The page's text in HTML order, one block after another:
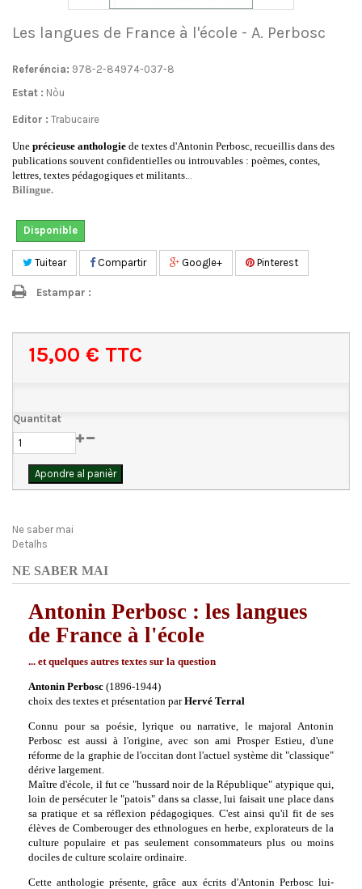
Les langues de France à l'école - A. Perbosc
Referéncia: 978-2-84974-037-8
Estat : Nòu
Editor : Trabucaire
Une précieuse anthologie de textes d'Antonin Perbosc, recueillis dans des
publications souvent confidentielles ou introuvables : poèmes, contes,
lettres, textes pédagogiques et militants...
Bilingue.
Disponible
Tuitear Compartir Google+ Pinterest
Estampar :
15,00 € TTC
Quantitat
Apondre al panièr
Ne saber mai
Detalhs
NE SABER MAI
Antonin Perbosc : les langues
de France à l'école
... et quelques autres textes sur la question
Antonin Perbosc (1896-1944)
choix des textes et présentation parHervé Terral
Connu pour sa poésie, lyrique ou narrative, le majoral Antonin
Perbosc est aussi à l'origine, avec son ami Prosper Estieu, d'une
réforme de la graphie de l'occitan dont l'actuel système dit "classique"
dérive largement.
Maître d'école, il fut ce "hussard noir de la République" atypique qui,
loin de persécuter le "patois" dans sa classe, lui faisait une place dans
sa pratique et sa réflexion pédagogiques. C'est ainsi qu'il fit de ses
élèves de Comberouger des ethnologues en herbe, explorateurs de la
culture populaire et pas seulement consommateurs plus ou moins
dociles de culture scolaire ordinaire.
Cette anthologie présente, grâce aux écrits d'Antonin Perbosc lui-